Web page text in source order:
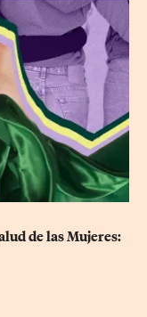
de las Mujeres: